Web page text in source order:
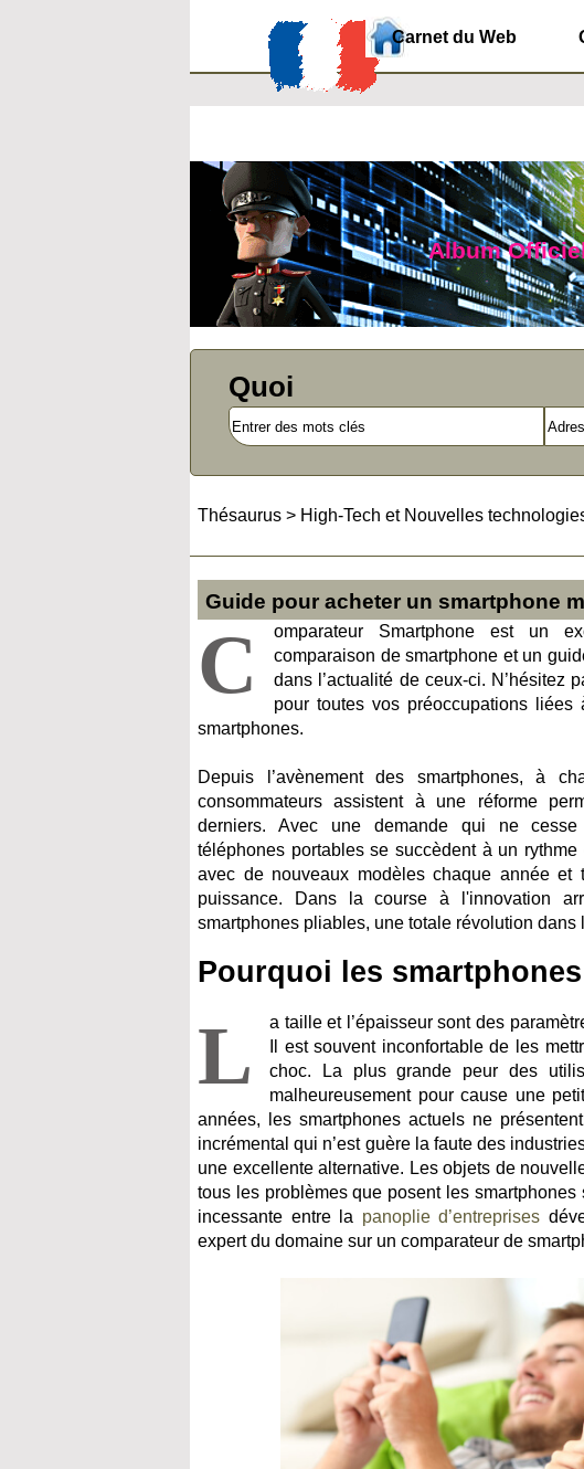
Carnet du Web
Album
Quoi
Thésaurus > High-Tech et Nouvelles
Guide pour acheter un smartphone
C
omparateur Smartphone est un
comparaison de smartphone et un
dans l’actualité de ceux-ci. N’hésitez
pour toutes vos préoccupations liées
smartphones.
Depuis l’avènement des smartphones, à
consommateurs assistent à une réforme
derniers. Avec une demande qui ne
téléphones portables se succèdent à un rythme
avec de nouveaux modèles chaque année et
puissance. Dans la course à l'innovation
smartphones pliables, une totale révolution dans
Pourquoi les
L
a taille et l’épaisseur sont des
Il est souvent inconfortable de les
choc. La plus grande peur des
malheureusement pour cause une
années, les smartphones actuels ne
incrémental qui n’est guère la faute des
une excellente alternative. Les objets de
tous les problèmes que posent les
incessante entre la panoplie d’entreprises
expert du domaine sur un comparateur de